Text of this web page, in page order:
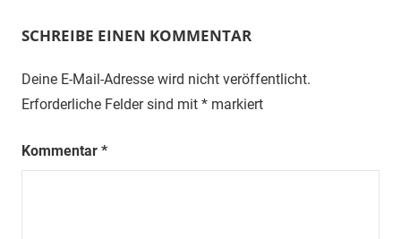
SCHREIBE EINEN KOMMENTAR
Deine E-Mail-Adresse wird nicht veröffentlicht.
Erforderliche Felder sind mit * markiert
Kommentar *